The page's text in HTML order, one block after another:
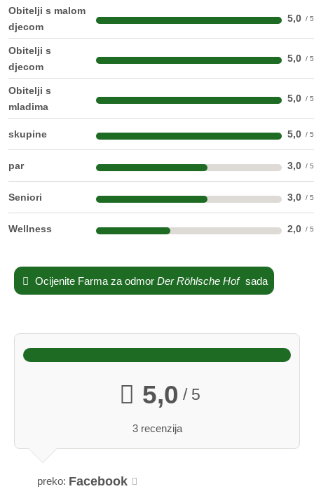
Obitelji s malom
djecom
5,0
Obitelji s
djecom
5,0
Obitelji s
mladima
5,0
skupine 5,0
par 3,0
Seniori 3,0
Wellness 2,0
Ocijenite Farma za odmor Der Röhlsche Hof sada
5,0 / 5
3 recenzija
preko: Facebook